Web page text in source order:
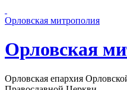
Орловская митрополия
Орловская
Орловская епархия